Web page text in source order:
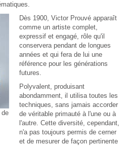
de
Dès 1900, Victor Prouvé apparaît
comme un artiste complet,
expressif et engagé, rôle qu'il
conservera pendant de longues
années et qui fera de lui une
référence pour les générations
futures.
Polyvalent, produisant
abondamment, il utilisa toutes les
techniques, sans jamais accorder
de véritable primauté à l'une ou à
l'autre. Cette diversité, cependant,
n'a pas toujours permis de cerner
et de mesurer de façon pertinente